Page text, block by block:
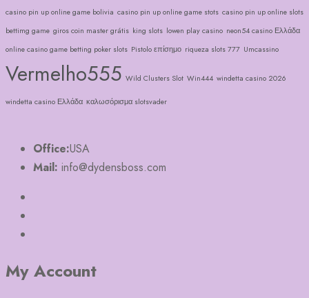
casino pin up online game bolivia casino pin up online game stots casino pin up online slots
bettimg game giros coin master grátis king slots lowen play casino neon54 casino Ελλάδα
online casino game betting poker slots Pistolo επίσημο riqueza slots 777 Umcassino
Vermelho555 Wild Clusters Slot Win444 windetta casino 2026
windetta casino Ελλάδα καλωσόρισμα slotsvader
Office:USA
Mail: info@dydensboss.com
My Account